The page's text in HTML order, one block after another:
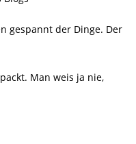
gespannt der Dinge. Der
Man weis ja nie,